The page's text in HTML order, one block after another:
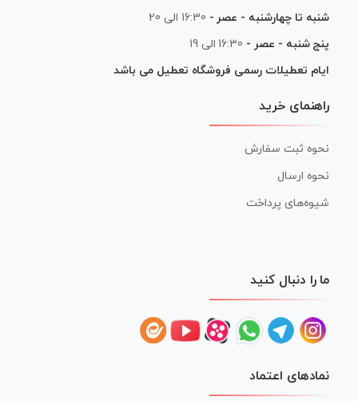
شنبه تا چهارشنبه - عصر - 16:30 الی 20
پنج شنبه - عصر - 16:30 الی 19
ایام تعطیلات رسمی فروشگاه تعطیل می باشد
راهنمای خرید
نحوه ثبت سفارش
نحوه ارسال
شیوه‌های پرداخت
ما را دنبال کنید
نمادهای اعتماد